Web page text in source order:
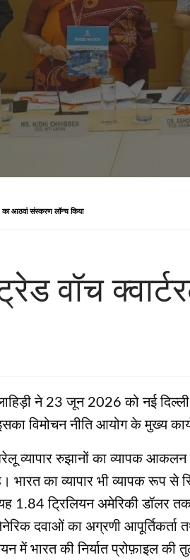
का आठवां संस्करण लॉन्च किया
वॉच
ने 23 जून 2026 को नई दिल्ली
विमोचन नीति आयोग के मुख्य
व्यापार रुझानों का व्यापक आकलन
भारत का व्यापार भी व्यापक रूप से
1.84 ट्रिलियन अमेरिकी
दवाओं का अग्रणी
में भारत की निर्यात प्रोफ़ाइल